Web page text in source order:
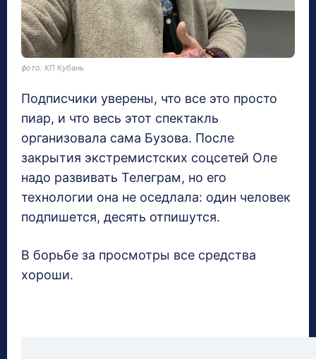
фото: КП Кубань
Подписчики уверены, что все это просто
пиар, и что весь этот спектакль
организовала сама Бузова. После
закрытия экстремистских соцсетей Оле
надо развивать Телеграм, но его
технологии она не оседлала: один человек
подпишется, десять отпишутся.
В борьбе за просмотры все средства
хороши.